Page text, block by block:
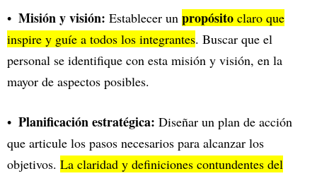
Misión y visión: Establecer un propósito claro que
inspire y guíe a todos los integrantes. Buscar que el
personal se identifique con esta misión y visión, en la
mayor de aspectos posibles.
Planificación estratégica: Diseñar un plan de acción
que articule los pasos necesarios para alcanzar los
objetivos. La claridad y definiciones contundentes del